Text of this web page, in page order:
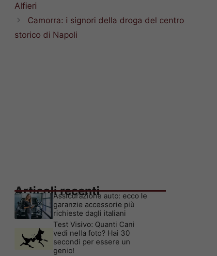
Alfieri
Camorra: i signori della droga del centro
storico di Napoli
Articoli recenti
Assicurazione auto: ecco le
garanzie accessorie più
richieste dagli italiani
Test Visivo: Quanti Cani
vedi nella foto? Hai 30
secondi per essere un
genio!